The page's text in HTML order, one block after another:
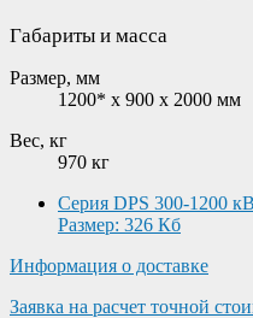
Габариты и масса
Размер, мм
1200* x 900 x 2000 мм
Вес, кг
970 кг
Серия DPS 300-1200
Размер: 326 Кб
Информация о доставке
Заявка на расчет точной